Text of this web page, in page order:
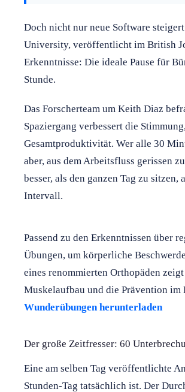
Doch nicht nur neue Software
University, veröffentlicht im British
Erkenntnisse: Die ideale Pause für
Stunde.
Das Forscherteam um Keith Diaz
Spaziergang verbessert die
Gesamtproduktivität. Wer alle 30
aber, aus dem Arbeitsfluss gerissen
besser, als den ganzen Tag zu
Intervall.
Passend zu den Erkenntnissen über
Übungen, um körperliche
eines renommierten Orthopäden
Muskelaufbau und die Prävention im
Wunderübungen herunterladen
Der große Zeitfresser: 60
Eine am selben Tag veröffentlichte
Stunden-Tag tatsächlich ist. Der